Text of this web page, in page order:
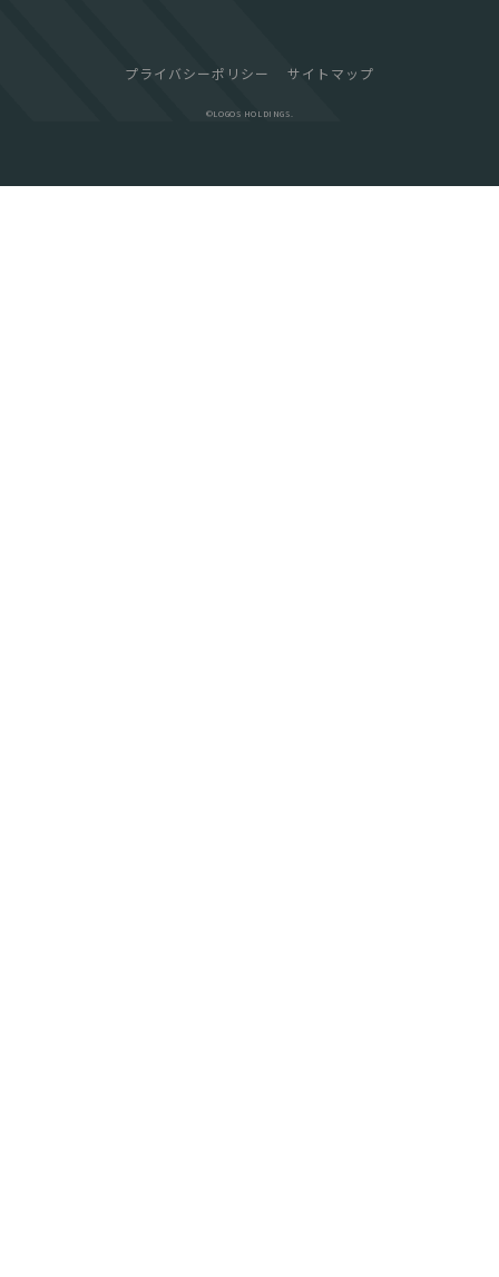
プライバシーポリシー サイトマップ
©︎LOGOS HOLDINGS.